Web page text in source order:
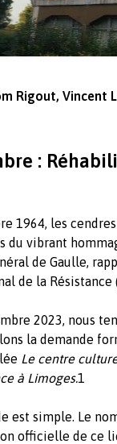
Rigout, Vincent
:
1964, les
du vibrant
de Gaulle,
de la Résistance
2023, nous
la demande
Le centre
à Limoges.1
est simple. Le
officielle de ce